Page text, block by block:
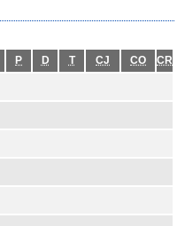
P D T CJ CO CR